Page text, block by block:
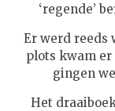
‘regende’
Er werd reeds
plots kwam
gingen
Het